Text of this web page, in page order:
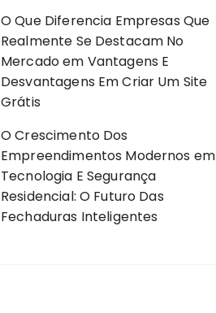
O Que Diferencia Empresas Que
Realmente Se Destacam No
Mercadoem Vantagens E
Desvantagens Em Criar Um Site
Grátis
O Crescimento Dos
Empreendimentos Modernos em
Tecnologia E Segurança
Residencial: O Futuro Das
Fechaduras Inteligentes